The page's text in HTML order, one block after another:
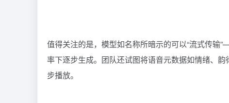
值得关注的是，模型如名称所暗示的可以“流式传输
率下逐步生成。团队还试图将语音元数据如情绪、
步播放。